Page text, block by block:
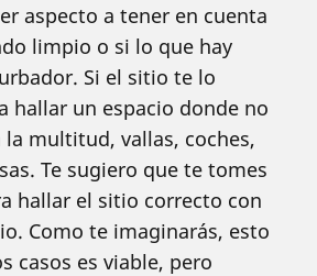
aspecto a tener en cuenta
limpio o si lo que hay
Si el sitio te lo
hallar un espacio donde no
la multitud, vallas, coches,
Te sugiero que te tomes
hallar el sitio correcto con
Como te imaginarás, esto
casos es viable, pero